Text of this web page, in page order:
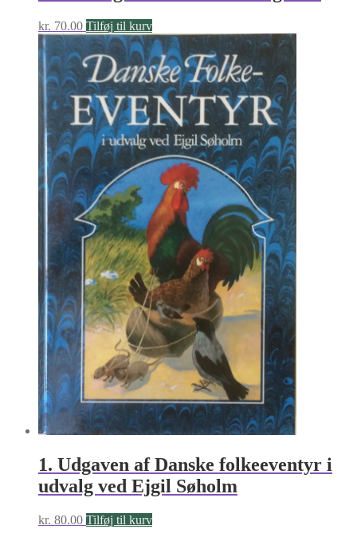
kr. 70.00 Tilføj til kurv
1. Udgaven af Danske folkeeventyr i
udvalg ved Ejgil Søholm
kr. 80.00 Tilføj til kurv